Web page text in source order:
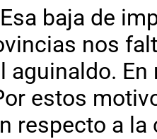
baja de
nos
aguinaldo.
estos
respecto a